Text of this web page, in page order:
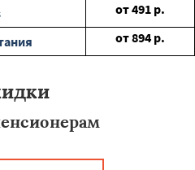
от491 р.
от894 р.